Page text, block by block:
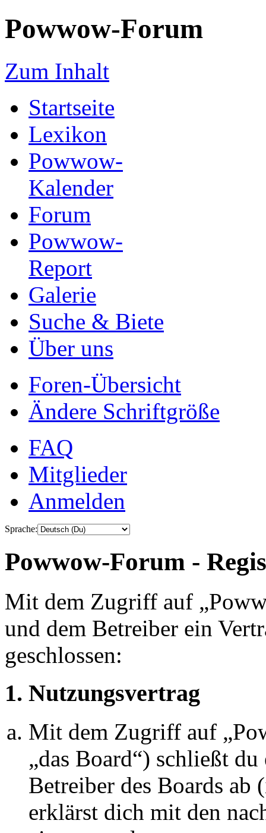
Powwow-Forum
Zum Inhalt
Startseite
Lexikon
Powwow-
Kalender
Forum
Powwow-
Report
Galerie
Suche & Biete
Über uns
Foren-Übersicht
Ändere Schriftgröße
FAQ
Mitglieder
Anmelden
Sprache:
Powwow-Forum -
Mit dem Zugriff auf
und dem Betreiber ein
geschlossen:
1. Nutzungsvertrag
Mit dem Zugriff auf
„das Board“) schließt
Betreiber des Boards ab
erklärst dich mit den